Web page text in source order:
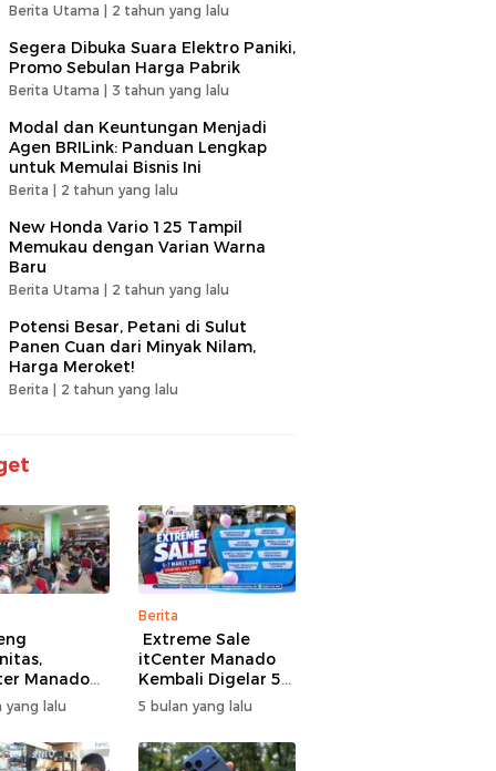
Berita Utama | 2 tahun yang lalu
Segera Dibuka Suara Elektro Paniki,
Promo Sebulan Harga Pabrik
Berita Utama | 3 tahun yang lalu
Modal dan Keuntungan Menjadi
Agen BRILink: Panduan Lengkap
untuk Memulai Bisnis Ini
Berita | 2 tahun yang lalu
New Honda Vario 125 Tampil
Memukau dengan Varian Warna
Baru
Berita Utama | 2 tahun yang lalu
Potensi Besar, Petani di Sulut
Panen Cuan dari Minyak Nilam,
Harga Meroket!
Berita | 2 tahun yang lalu
Manado
Gelar
Offline
60 Tim
yang lalu
Berita
Extreme Sale
itCenter Manado
Kembali Digelar 5–
7 Maret 2026,
iPhone 17 Pro Max
Diskon hingga
Rp1,75 Juta
5 bulan yang lalu